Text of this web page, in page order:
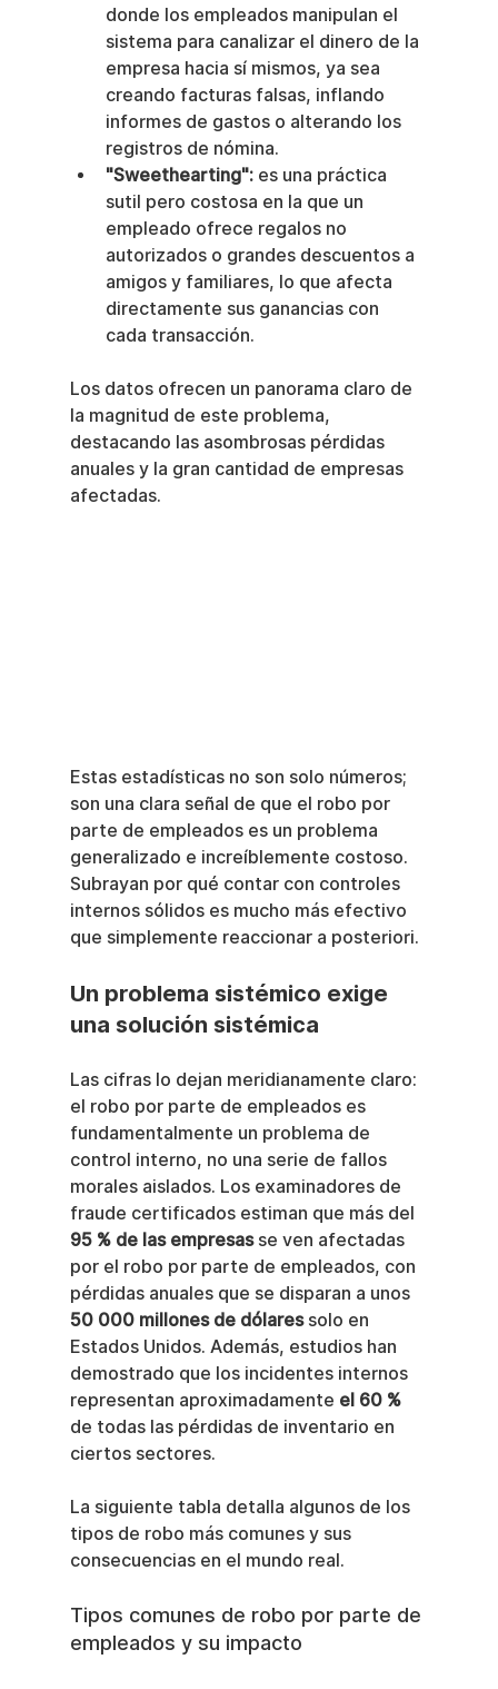
donde los empleados manipulan el
sistema para canalizar el dinero de la
empresa hacia sí mismos, ya sea
creando facturas falsas, inflando
informes de gastos o alterando los
registros de nómina.
"Sweethearting": es una práctica
sutil pero costosa en la que un
empleado ofrece regalos no
autorizados o grandes descuentos a
amigos y familiares, lo que afecta
directamente sus ganancias con
cada transacción.
Los datos ofrecen un panorama claro de
la magnitud de este problema,
destacando las asombrosas pérdidas
anuales y la gran cantidad de empresas
afectadas.
Estas estadísticas no son solo números;
son una clara señal de que el robo por
parte de empleados es un problema
generalizado e increíblemente costoso.
Subrayan por qué contar con controles
internos sólidos es mucho más efectivo
que simplemente reaccionar a posteriori.
Un problema sistémico exige
una solución sistémica
Las cifras lo dejan meridianamente claro:
el robo por parte de empleados es
fundamentalmente un problema de
control interno, no una serie de fallos
morales aislados. Los examinadores de
fraude certificados estiman que más del
95 % de las empresas se ven afectadas
por el robo por parte de empleados, con
pérdidas anuales que se disparan a unos
50 000 millones de dólares solo en
Estados Unidos. Además, estudios han
demostrado que los incidentes internos
representan aproximadamente el 60 %
de todas las pérdidas de inventario en
ciertos sectores.
La siguiente tabla detalla algunos de los
tipos de robo más comunes y sus
consecuencias en el mundo real.
Tipos comunes de robo por parte de
empleados y su impacto